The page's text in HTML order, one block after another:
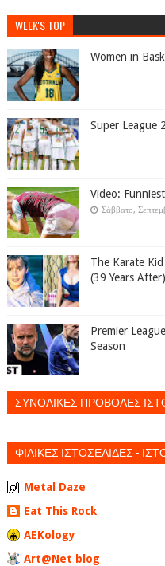
WEEK'S TOP
Women in
Super League
Video:
Σάββατο,
The Karate
(39 Years After)
Premier
Season
ΣΥΝΟΛΙΚΕΣ ΠΡΟΒΟΛΕΣ
ΦΙΛΙΚΕΣ ΙΣΤΟΣΕΛΙΔΕΣ -
Metal Daze
Eat This Rock
AEKology
Art@Net blog